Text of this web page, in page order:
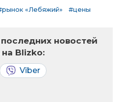
«Лебяжий» #цены
новостей
Blizko:
Viber